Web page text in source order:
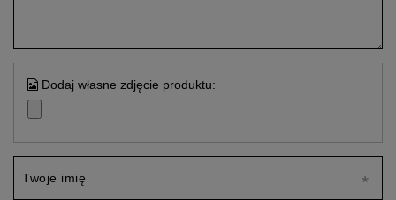
Dodaj własne zdjęcie produktu:
Twoje imię